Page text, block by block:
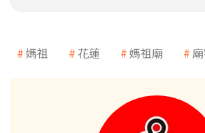
媽祖 花蓮 媽祖廟